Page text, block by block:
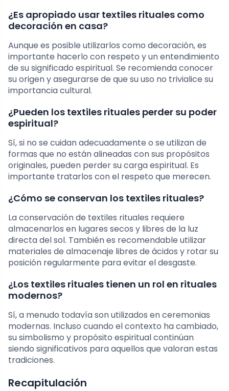
¿Es apropiado usar textiles rituales como
decoración en casa?
Aunque es posible utilizarlos como decoración, es
importante hacerlo con respeto y un entendimiento
de su significado espiritual. Se recomienda conocer
su origen y asegurarse de que su uso no trivialice su
importancia cultural.
¿Pueden los textiles rituales perder su poder
espiritual?
Sí, si no se cuidan adecuadamente o se utilizan de
formas que no están alineadas con sus propósitos
originales, pueden perder su carga espiritual. Es
importante tratarlos con el respeto que merecen.
¿Cómo se conservan los textiles rituales?
La conservación de textiles rituales requiere
almacenarlos en lugares secos y libres de la luz
directa del sol. También es recomendable utilizar
materiales de almacenaje libres de ácidos y rotar su
posición regularmente para evitar el desgaste.
¿Los textiles rituales tienen un rol en rituales
modernos?
Sí, a menudo todavía son utilizados en ceremonias
modernas. Incluso cuando el contexto ha cambiado,
su simbolismo y propósito espiritual continúan
siendo significativos para aquellos que valoran estas
tradiciones.
Recapitulación